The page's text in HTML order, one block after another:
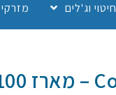
חיטוי וג'לים